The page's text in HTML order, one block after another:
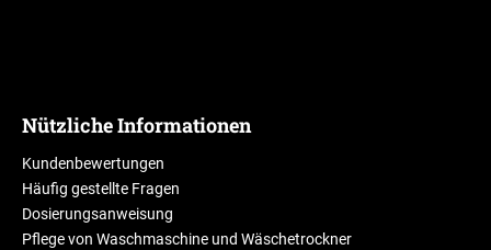
Nützliche Informationen
Kundenbewertungen
Häufig gestellte Fragen
Dosierungsanweisung
Pflege von Waschmaschine und Wäschetrockner